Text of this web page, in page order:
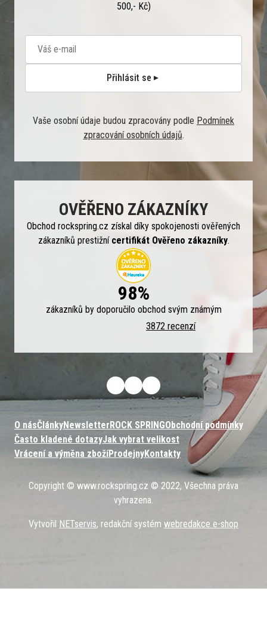
500,- Kč)
Přihlásit se
Vaše osobní údaje budou zpracovány podle Podmínek
zpracování osobních údajů.
OVĚŘENO ZÁKAZNÍKY
Obchod rockspring.cz získal díky spokojenosti ověřených
zákazníků prestižní certifikát Ověřeno zákazníky.
98%
zákazníků by doporučilo obchod svým známým
3872 recenzí
O násČlánkyNewsletter ROCK SPRINGObchodní podmínky
Často kladené dotazyJak vybrat velikost
Vrácení a výměna zbožíProdejnyKontakty
Copyright © www.rockspring.cz © 2022, Všechna práva
vyhrazena.
Vytvořil NETservis, redakční systém webredakce e-shop